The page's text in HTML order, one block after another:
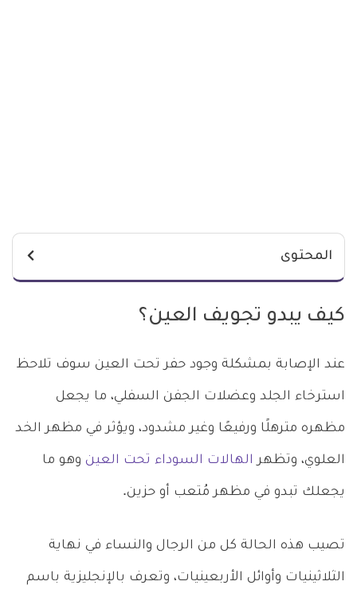
المحتوى
كيف يبدو تجويف العين؟
عند الإصابة بمشكلة وجود حفر تحت العين سوف تلاحظ
استرخاء الجلد وعضلات الجفن السفلي، ما يجعل
مظهره مترهلًا ورفيعًا وغير مشدود، ويؤثر في مظهر الخد
العلوي، وتظهر الهالات السوداء تحت العين وهو ما
يجعلك تبدو في مظهر مُتعب أو حزين.
تصيب هذه الحالة كل من الرجال والنساء في نهاية
الثلاثينيات وأوائل الأربعينيات، وتعرف بالإنجليزية باسم